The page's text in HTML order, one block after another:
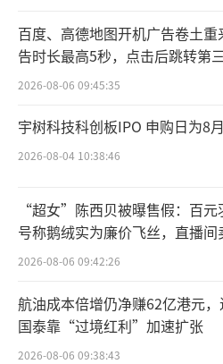
2023年底，淘宝实
根据大数据判断商品质
不用自己举证商品存在
这一改变被解读为
退款政策。
拼多多的仅退款政策
多多对单笔20元以下的
高金额订单时，系统通常
主动为信用记录优秀的用
百度、高德地图开机广告卷土重
告时长最高5秒，点击后跳转第
2026-08-06 09:45:35
宇树科技科创板IPO 申购日为8
2026-08-04 10:38:46
“超女”陈西贝被曝售假：百元
号称鹅绒实为廉价飞丝，直播间
百万元
2026-08-06 09:42:26
航油成本倍增仍净赚62亿港元
国泰靠“过境红利”加速扩张
2026-08-06 09:38:43